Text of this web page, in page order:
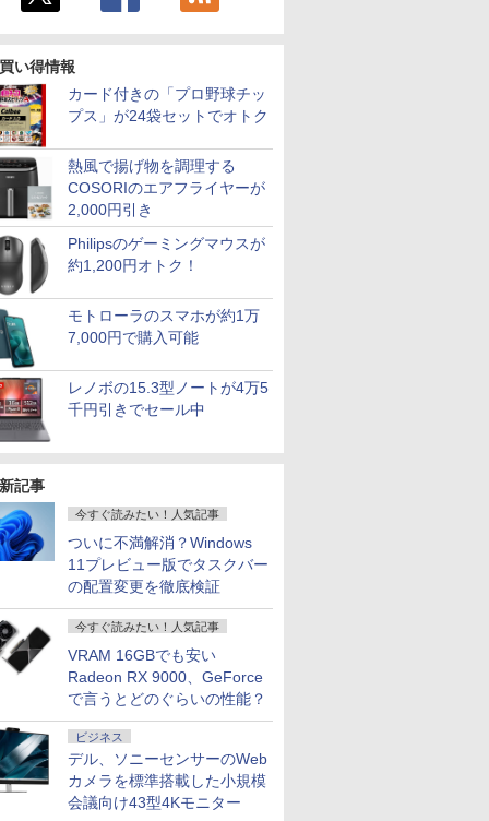
い得情報
カード付きの「プロ野球チッ
プス」が24袋セットでオトク
熱風で揚げ物を調理する
COSORIのエアフライヤーが
2,000円引き
Philipsのゲーミングマウスが
約1,200円オトク！
モトローラのスマホが約1万
7,000円で購入可能
レノボの15.3型ノートが4万5
千円引きでセール中
記事
今すぐ読みたい！人気記事
ついに不満解消？Windows
11プレビュー版でタスクバー
の配置変更を徹底検証
今すぐ読みたい！人気記事
VRAM 16GBでも安い
Radeon RX 9000、GeForce
で言うとどのぐらいの性能？
ビジネス
デル、ソニーセンサーのWeb
カメラを標準搭載した小規模
会議向け43型4Kモニター